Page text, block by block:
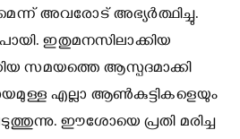
അവരോട് അഭ്യര്‍ത്ഥിച്ചു.
ഇതുമനസിലാക്കിയ
സമയത്തെ ആസ്പദമാക്കി
എല്ലാ ആണ്‍കുട്ടികളെയും
ഈശോയെ പ്രതി മരിച്ച